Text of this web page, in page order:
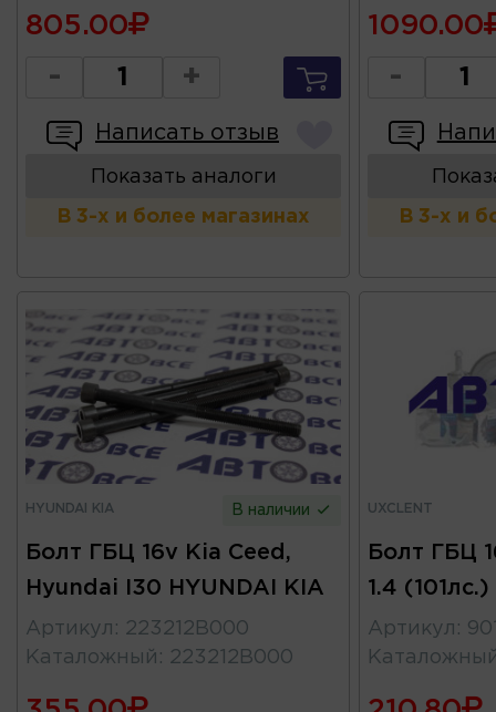
805.00
- +
Написать отзыв
Показать аналоги
В 3-х и более магазинах
1090.00
-
В 3-х и
HYUNDAI KIA В наличии
Болт ГБЦ 16v Kia Ceed,
Hyundai I30 HYUNDAI KIA
Артикул : 223212B000
Каталожный : 223212B000
UXCLENT
Болт ГБЦ
1.4
Артикул :